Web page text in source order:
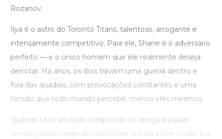
Rozanov.
Ilya é o astro do Toronto Titans, talentoso, arrogante e
intensamente competitivo. Para ele, Shane é o adversário
perfeito — e o único homem que ele realmente deseja
derrotar. Há anos, os dois travam uma guerra dentro e
fora das quadras, com provocações constantes e uma
tensão que todo mundo percebe, menos eles mesmos.
Quando uma situação inesperada os obriga a passar
tempo juntos longe dos holofotes, a linha entre o ódio e a